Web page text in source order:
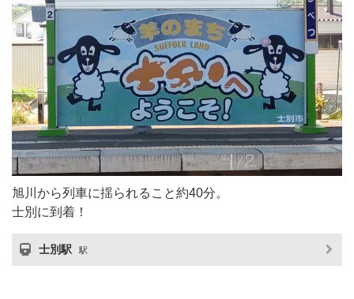
旭川から列車に揺られること約40分。
士別に到着！
士別駅 駅